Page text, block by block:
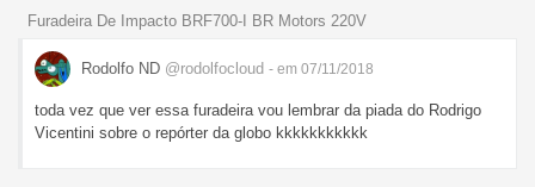
Furadeira De Impacto BRF700-I BR Motors 220V
Rodolfo ND @rodolfocloud - em 07/11/2018
toda vez que ver essa furadeira vou lembrar da piada do Rodrigo
Vicentini sobre o repórter da globo kkkkkkkkkkk